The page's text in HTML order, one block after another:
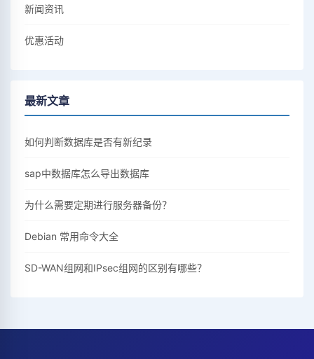
新闻资讯
优惠活动
最新文章
如何判断数据库是否有新纪录
sap中数据库怎么导出数据库
为什么需要定期进行服务器备份？
Debian 常用命令大全
SD-WAN组网和IPsec组网的区别有哪些？